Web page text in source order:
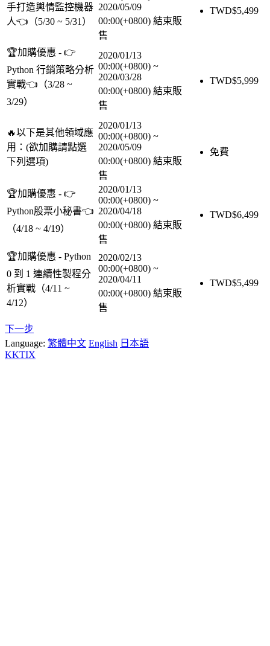
手打造輿情監控機器
人👈（5/30 ~ 5/31）
2020/05/09
00:00(+0800) 結束販
售
TWD$5,499
🏆加購優惠 - 👉
Python 行銷策略分析
實戰👈（3/28 ~
3/29）
2020/01/13
00:00(+0800) ~
2020/03/28
00:00(+0800) 結束販
售
TWD$5,999
🔥以下是其他領域應
用：(欲加購請點選
下列選項)
2020/01/13
00:00(+0800) ~
2020/05/09
00:00(+0800) 結束販
售
免費
🏆加購優惠 - 👉
Python股票小秘書👈
（4/18 ~ 4/19）
2020/01/13
00:00(+0800) ~
2020/04/18
00:00(+0800) 結束販
售
TWD$6,499
🏆加購優惠 - Python
0 到 1 連續性製程分
析實戰（4/11 ~
4/12）
2020/02/13
00:00(+0800) ~
2020/04/11
00:00(+0800) 結束販
售
TWD$5,499
下一步
Language: 繁體中文 English 日本語
KKTIX